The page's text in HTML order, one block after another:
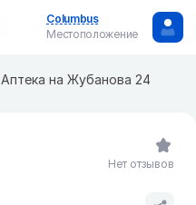
Columbus
Местоположение
Аптека на Жубанова 24
Нет отзывов